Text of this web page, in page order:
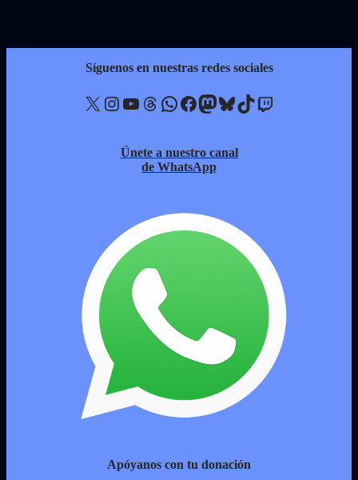
Síguenos en nuestras redes sociales
X Instagram YouTube Threads WhatsApp Facebook Mastodon Bluesky TikTok Twitch
Únete a nuestro canal
de WhatsApp
Apóyanos con tu donación